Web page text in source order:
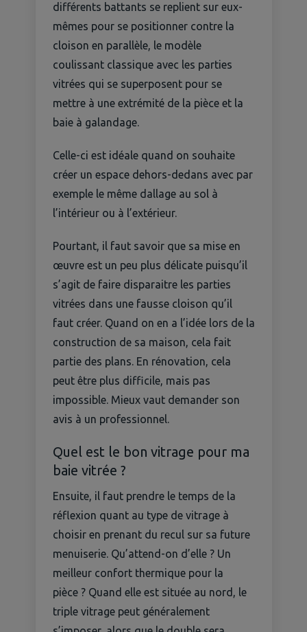
différents battants se replient sur eux-
mêmes pour se positionner contre la
cloison en parallèle, le modèle
coulissant classique avec les parties
vitrées qui se superposent pour se
mettre à une extrémité de la pièce et la
baie à galandage.
Celle-ci est idéale quand on souhaite
créer un espace dehors-dedans avec par
exemple le même dallage au sol à
l’intérieur ou à l’extérieur.
Pourtant, il faut savoir que sa mise en
œuvre est un peu plus délicate puisqu’il
s’agit de faire disparaitre les parties
vitrées dans une fausse cloison qu’il
faut créer. Quand on en a l’idée lors de la
construction de sa maison, cela fait
partie des plans. En rénovation, cela
peut être plus difficile, mais pas
impossible. Mieux vaut demander son
avis à un professionnel.
Quel est le bon vitrage pour ma
baie vitrée ?
Ensuite, il faut prendre le temps de la
réflexion quant au type de vitrage à
choisir en prenant du recul sur sa future
menuiserie. Qu’attend-on d’elle ? Un
meilleur confort thermique pour la
pièce ? Quand elle est située au nord, le
triple vitrage peut généralement